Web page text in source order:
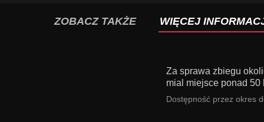
ZOBACZ TAKŻE WIĘCEJ
Za sprawa zbiegu
mial miejsce ponad 50
Dostępność przez okres